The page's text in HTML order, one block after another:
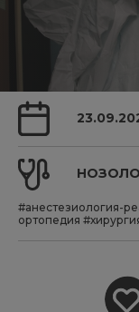
#анестезиология-
ортопедия